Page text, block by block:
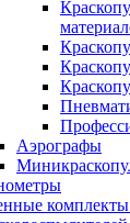
Аэрографы
комплекты